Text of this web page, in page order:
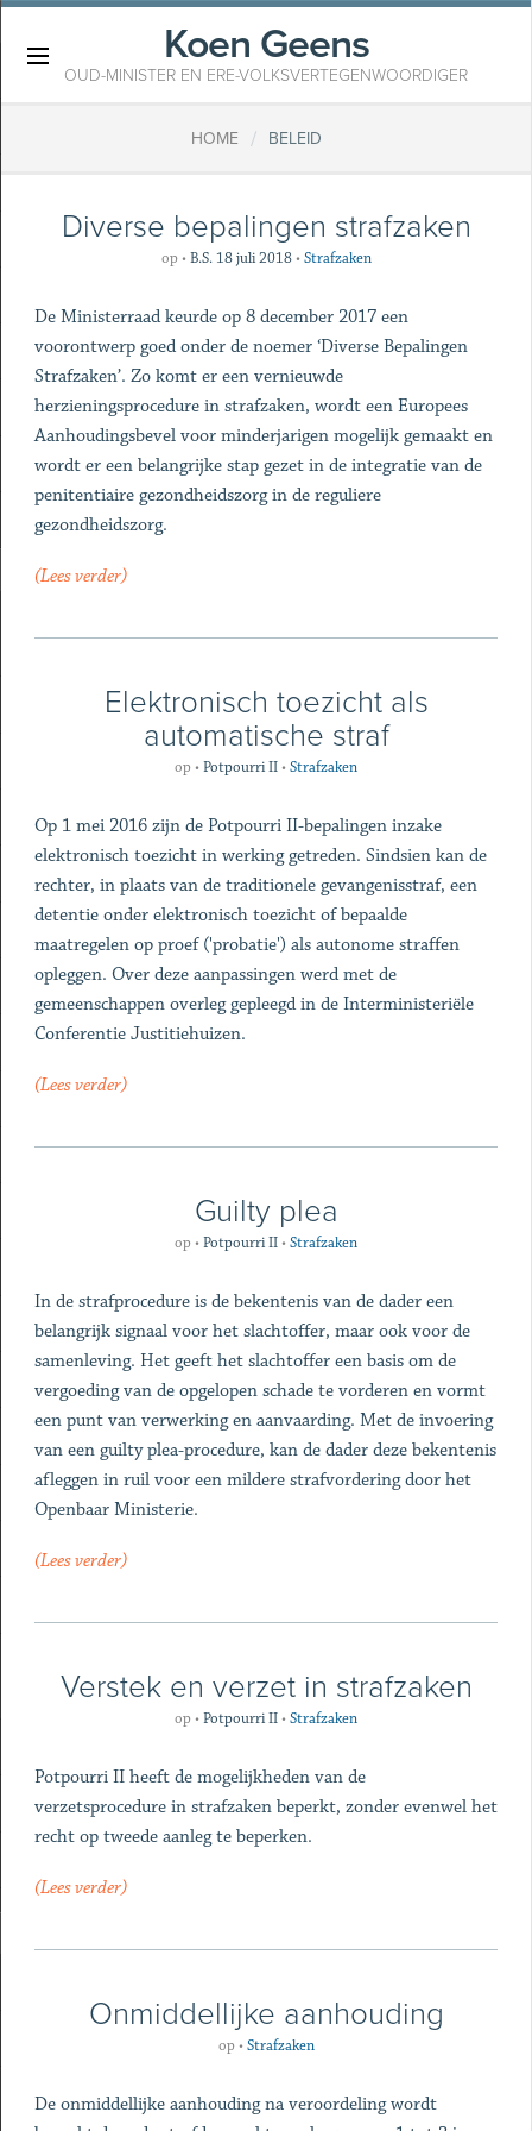
Koen Geens
OUD-MINISTER EN ERE-VOLKSVERTEGENWOORDIGER
HOME / BELEID
Diverse bepalingen strafzaken
op •B.S. 18 juli 2018 •Strafzaken
De Ministerraad keurde op 8 december 2017 een
voorontwerp goed onder de noemer ‘Diverse Bepalingen
Strafzaken’. Zo komt er een vernieuwde
herzieningsprocedure in strafzaken, wordt een Europees
Aanhoudingsbevel voor minderjarigen mogelijk gemaakt en
wordt er een belangrijke stap gezet in de integratie van de
penitentiaire gezondheidszorg in de reguliere
gezondheidszorg.
(Lees verder)
Elektronisch toezicht als
automatische straf
op•Potpourri II•Strafzaken
Op 1 mei 2016 zijn de Potpourri II-bepalingen inzake
elektronisch toezicht in werking getreden. Sindsien kan de
rechter, in plaats van de traditionele gevangenisstraf, een
detentie onder elektronisch toezicht of bepaalde
maatregelen op proef ('probatie') als autonome straffen
opleggen. Over deze aanpassingen werd met de
gemeenschappen overleg gepleegd in de Interministeriële
Conferentie Justitiehuizen.
(Lees verder)
Guilty plea
op•Potpourri II•Strafzaken
In de strafprocedure is de bekentenis van de dader een
belangrijk signaal voor het slachtoffer, maar ook voor de
samenleving. Het geeft het slachtoffer een basis om de
vergoeding van de opgelopen schade te vorderen en vormt
een punt van verwerking en aanvaarding. Met de invoering
van een guilty plea-procedure, kan de dader deze bekentenis
afleggen in ruil voor een mildere strafvordering door het
Openbaar Ministerie.
(Lees verder)
Verstek en verzet in strafzaken
op•Potpourri II•Strafzaken
Potpourri II heeft de mogelijkheden van de
verzetsprocedure in strafzaken beperkt, zonder evenwel het
recht op tweede aanleg te beperken.
(Lees verder)
Onmiddellijke aanhouding
op •Strafzaken
De onmiddellijke aanhouding na veroordeling wordt